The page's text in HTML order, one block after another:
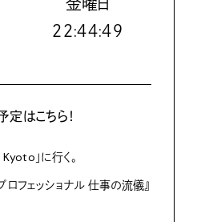
２２:４４:５０
定はこちら！
」に行く。
フェッショナル 仕事の流儀』